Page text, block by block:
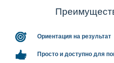
Ориентация на результат
Просто и доступно для